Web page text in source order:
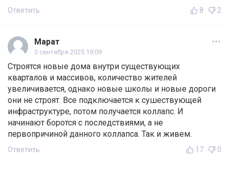
Ответить 8 2
Марат
3 сентября 2025 19:09
Строятся новые дома внутри существующих
кварталов и массивов, количество жителей
увеличивается, однако новые школы и новые дороги
они не строят. Все подключается к сушествующей
инфраструктуре, потом получается коллапс. И
начинают боротся с последствиями, а не
первопричиной данного коллапса. Так и живем.
Ответить 17 0